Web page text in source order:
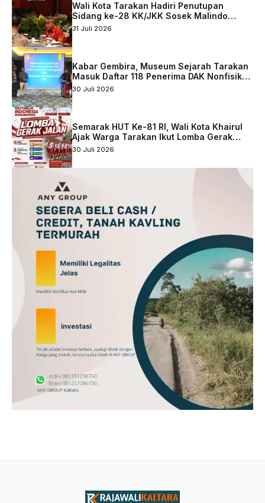
Wali Kota Tarakan Hadiri Penutupan
Sidang ke-28 KK/JKK Sosek Malindo
Tingkat Kaltara–Sabah
31 Juli 2026
Kabar Gembira, Museum Sejarah Tarakan
Masuk Daftar 118 Penerima DAK Nonfisik
2027
30 Juli 2026
Semarak HUT Ke-81 RI, Wali Kota Khairul
Ajak Warga Tarakan Ikut Lomba Gerak
Jalan
30 Juli 2026